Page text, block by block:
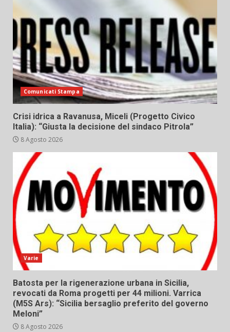
Comunicati Stampa
Crisi idrica a Ravanusa, Miceli (Progetto Civico
Italia): “Giusta la decisione del sindaco Pitrola”
8 Agosto 2026
Varie
Batosta per la rigenerazione urbana in Sicilia,
revocati da Roma progetti per 44 milioni. Varrica
(M5S Ars): “Sicilia bersaglio preferito del governo
Meloni”
8 Agosto 2026